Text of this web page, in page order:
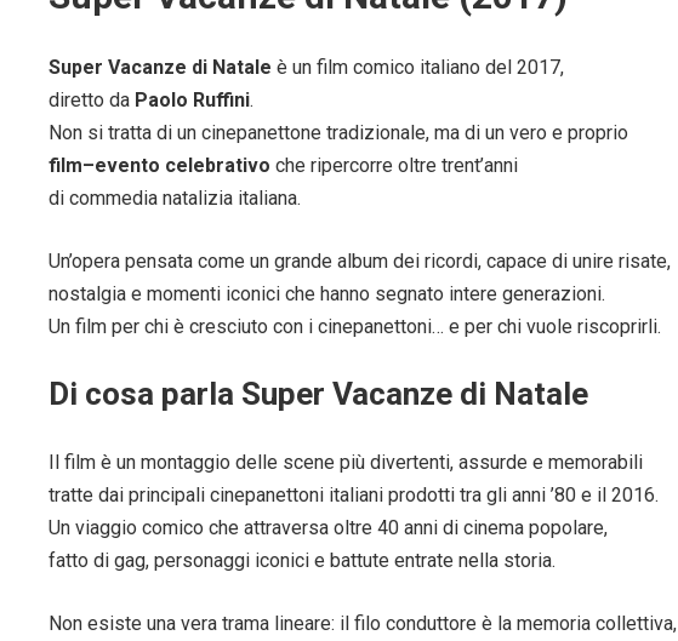
Super Vacanze di Natale è un film comico italiano del 2017,
diretto da Paolo Ruffini.
Non si tratta di un cinepanettone tradizionale, ma di un vero e proprio
film–evento celebrativo che ripercorre oltre trent’anni
di commedia natalizia italiana.
Un’opera pensata come un grande album dei ricordi, capace di unire risate,
nostalgia e momenti iconici che hanno segnato intere generazioni.
Un film per chi è cresciuto con i cinepanettoni… e per chi vuole riscoprirli.
Di cosa parla Super Vacanze di Natale
Il film è un montaggio delle scene più divertenti, assurde e memorabili
tratte dai principali cinepanettoni italiani prodotti tra gli anni ’80 e il 2016.
Un viaggio comico che attraversa oltre 40 anni di cinema popolare,
fatto di gag, personaggi iconici e battute entrate nella storia.
Non esiste una vera trama lineare: il filo conduttore è la memoria collettiva,